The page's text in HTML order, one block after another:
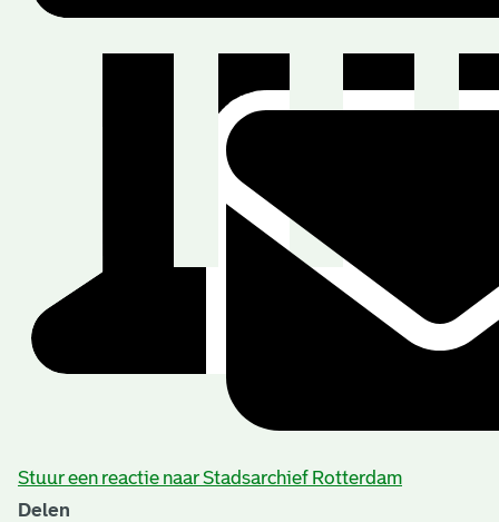
Stuur een reactie naar Stadsarchief Rotterdam
Delen